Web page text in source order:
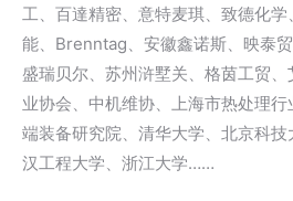
工、百達精密、意特麦琪、致德化
能、Brenntag、安徽鑫诺斯、映泰
盛瑞贝尔、苏州浒墅关、格茵工贸
业协会、中机维协、上海市热处理
端装备研究院、清华大学、北京科
汉工程大学、浙江大学……